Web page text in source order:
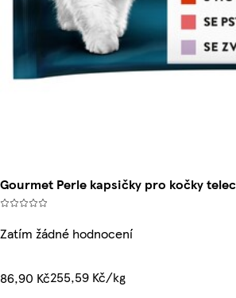
Gourmet Perle kapsičky pro kočky
Zatím žádné hodnocení
86,90 Kč255,59 Kč/kg